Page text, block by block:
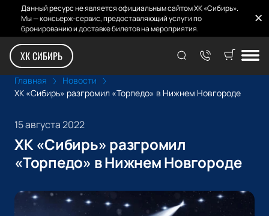
Данный ресурс не является официальным сайтом ХК «Сибирь».
Мы — консьерж-сервис, предоставляющий услуги по
бронированию и доставке билетов на мероприятия.
ХК СИБИРЬ
Главная
Новости
ХК «Сибирь» разгромил «Торпедо» в Нижнем Новгороде
15 августа 2022
ХК «Сибирь» разгромил
«Торпедо» в Нижнем Новгороде